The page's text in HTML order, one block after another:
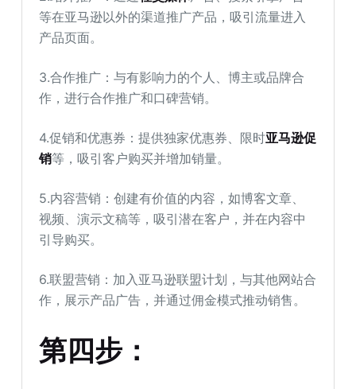
等在亚马逊以外的渠道推广产品，吸引流量进入
产品页面。
3.合作推广：与有影响力的个人、博主或品牌合
作，进行合作推广和口碑营销。
4.促销和优惠券：提供独家优惠券、限时亚马逊促
销等，吸引客户购买并增加销量。
5.内容营销：创建有价值的内容，如博客文章、
视频、演示文稿等，吸引潜在客户，并在内容中
引导购买。
6.联盟营销：加入亚马逊联盟计划，与其他网站合
作，展示产品广告，并通过佣金模式推动销售。
第四步：